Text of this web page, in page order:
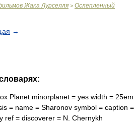
Жака Лурселля > Ослепленный
→
Planet minorplanet = yes width = 25em
= name = Sharonov symbol = caption =
ref = discoverer = N. Chernykh